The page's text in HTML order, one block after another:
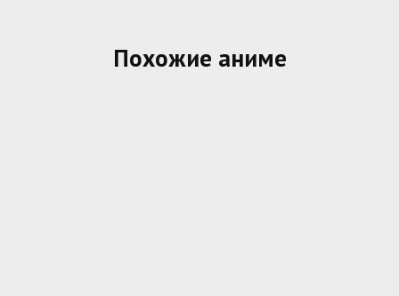
Похожие аниме